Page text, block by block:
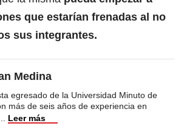
que estarían frenadas al no
sus integrantes.
Medina
egresado de la Universidad Minuto de
más de seis años de experiencia en
Leer más